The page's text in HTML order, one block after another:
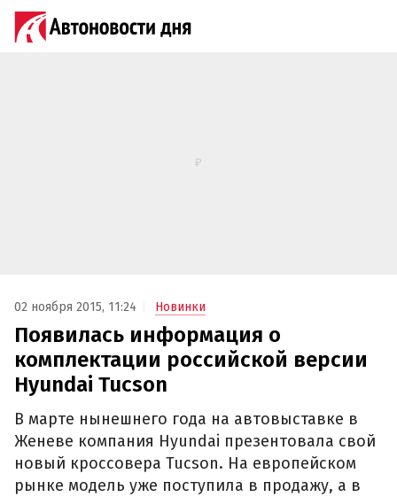
02 ноября 2015, 11:24 Новинки
Появилась информация о
комплектации российской версии
Hyundai Tucson
В марте нынешнего года на автовыставке в
Женеве компания Hyundai презентовала свой
новый кроссовера Tucson. На европейском
рынке модель уже поступила в продажу, а в